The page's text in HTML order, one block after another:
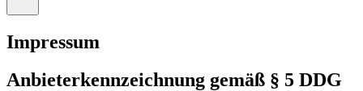
Impressum
Anbieterkennzeichnung gemäß § 5 DDG